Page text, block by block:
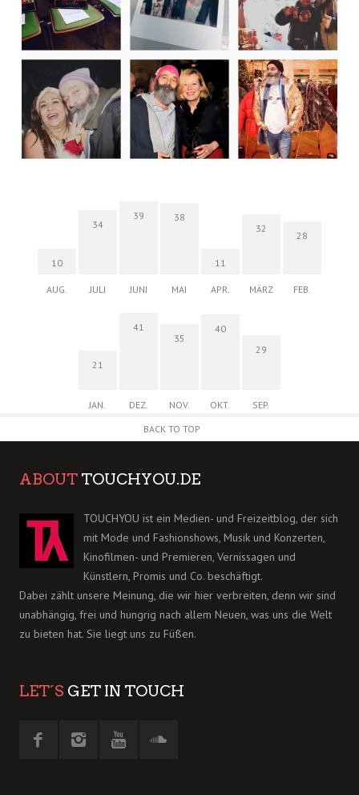
10
AUG.
34
JULI
39
JUNI
38
MAI
11
APR.
32
MÄRZ
28
FEB.
21
JAN.
41
DEZ.
35
NOV.
40
OKT.
29
SEP.
BACK TO TOP
ABOUT TOUCHYOU.DE
TOUCHYOU ist ein Medien- und Freizeitblog, der sich
mit Mode und Fashionshows, Musik und Konzerten,
Kinofilmen- und Premieren, Vernissagen und
Künstlern, Promis und Co. beschäftigt.
Dabei zählt unsere Meinung, die wir hier verbreiten, denn wir sind
unabhängig, frei und hungrig nach allem Neuen, was uns die Welt
zu bieten hat. Sie liegt uns zu Füßen.
LET´S GET IN TOUCH